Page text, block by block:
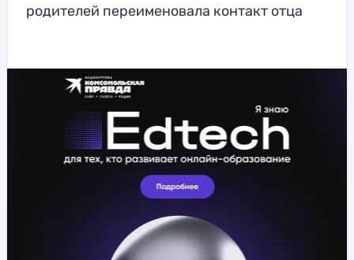
родителей переименовала контакт отца